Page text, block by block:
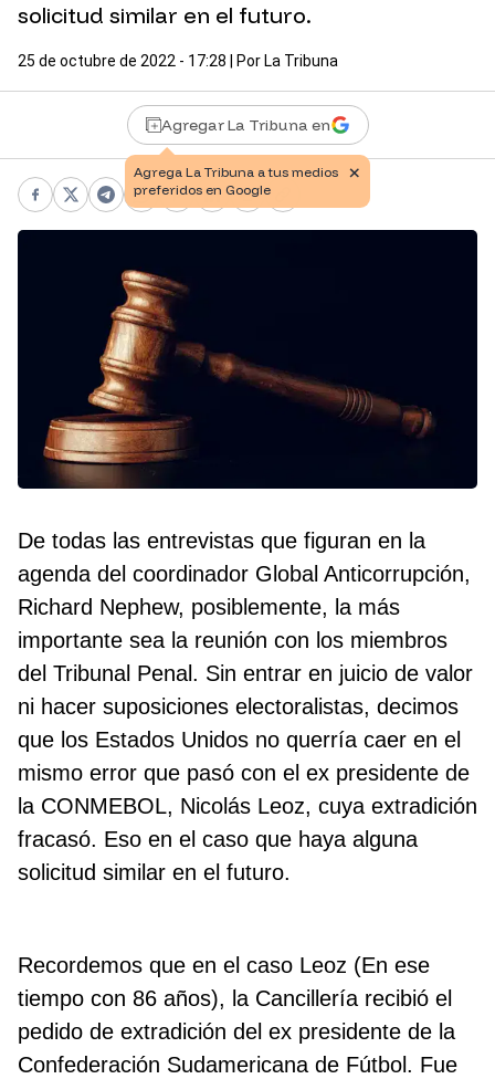
solicitud similar en el futuro.
25 de octubre de 2022 - 17:28 | Por La Tribuna
Agregar La Tribuna en
Facebook
X Telegram
WhatsApp
Pinterest
LinkedIn
PrintCopy link
De todas las entrevistas que figuran en la
agenda del coordinador Global Anticorrupción,
Richard Nephew, posiblemente, la más
importante sea la reunión con los miembros
del Tribunal Penal. Sin entrar en juicio de valor
ni hacer suposiciones electoralistas, decimos
que los Estados Unidos no querría caer en el
mismo error que pasó con el ex presidente de
la CONMEBOL, Nicolás Leoz, cuya extradición
fracasó. Eso en el caso que haya alguna
solicitud similar en el futuro.
Recordemos que en el caso Leoz (En ese
tiempo con 86 años), la Cancillería recibió el
pedido de extradición del ex presidente de la
Confederación Sudamericana de Fútbol. Fue